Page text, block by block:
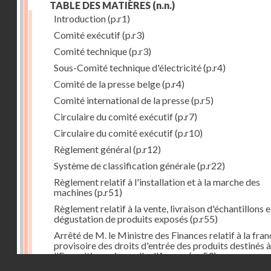
TABLE DES MATIÈRES (n.n.)
Introduction(p.r1)
Comité exécutif(p.r3)
Comité technique(p.r3)
Sous-Comité technique d'électricité(p.r4)
Comité de la presse belge(p.r4)
Comité international de la presse(p.r5)
Circulaire du comité exécutif(p.r7)
Circulaire du comité exécutif(p.r10)
Règlement général(p.r12)
Système de classification générale(p.r22)
Règlement relatif à l'installation et à la marche des
machines (p.r51)
Règlement relatif à la vente, livraison d'échantillons
dégustation de produits exposés (p.r55)
Arrêté de M. le Ministre des Finances relatif à la
provisoire des droits d'entrée des produits destinés à
l'Exposition universelle d'Anvers(p.r59)